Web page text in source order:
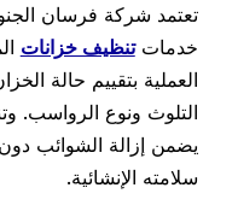
تعتمد شركة فرسان الجنوب
خدماتتنظيف خزانات
العملية بتقييم حالة
التلوث ونوع الرواسب.
يضمن إزالة الشوائب دون
سلامته الإنشائية.